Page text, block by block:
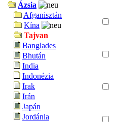
Ázsia
Afganisztán
Kína
Tajvan
Banglades
Bhután
India
Indonézia
Irak
Irán
Japán
Jordánia